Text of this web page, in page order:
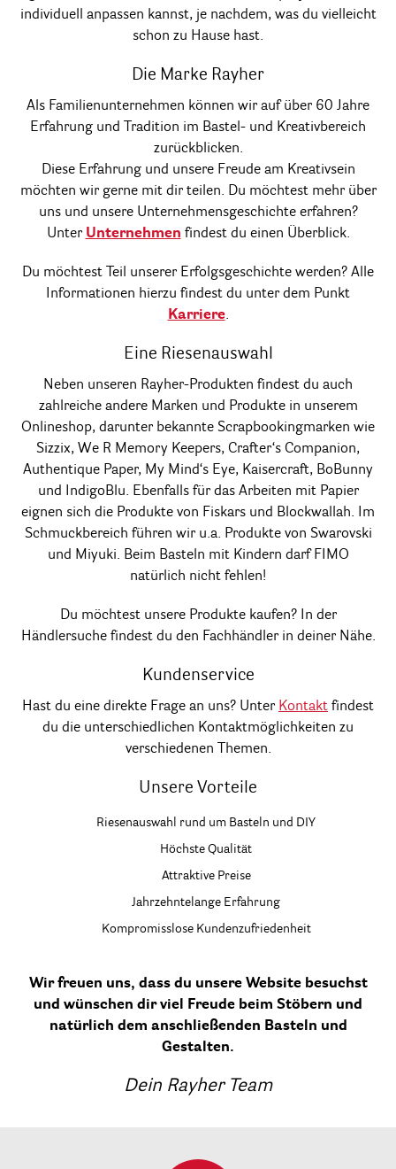
individuell anpassen kannst, je nachdem, was du vielleicht
schon zu Hause hast.
Die Marke Rayher
Als Familienunternehmen können wir auf über 60 Jahre
Erfahrung und Tradition im Bastel- und Kreativbereich
zurückblicken.
Diese Erfahrung und unsere Freude am Kreativsein
möchten wir gerne mit dir teilen. Du möchtest mehr über
uns und unsere Unternehmensgeschichte erfahren?
Unter Unternehmen findest du einen Überblick.
Du möchtest Teil unserer Erfolgsgeschichte werden? Alle
Informationen hierzu findest du unter dem Punkt
Karriere.
Eine Riesenauswahl
Neben unseren Rayher-Produkten findest du auch
zahlreiche andere Marken und Produkte in unserem
Onlineshop, darunter bekannte Scrapbookingmarken wie
Sizzix, We R Memory Keepers, Crafter‘s Companion,
Authentique Paper, My Mind‘s Eye, Kaisercraft, BoBunny
und IndigoBlu. Ebenfalls für das Arbeiten mit Papier
eignen sich die Produkte von Fiskars und Blockwallah. Im
Schmuckbereich führen wir u.a. Produkte von Swarovski
und Miyuki. Beim Basteln mit Kindern darf FIMO
natürlich nicht fehlen!
Du möchtest unsere Produkte kaufen? In der
Händlersuche findest du den Fachhändler in deiner Nähe.
Kundenservice
Hast du eine direkte Frage an uns? Unter Kontakt findest
du die unterschiedlichen Kontaktmöglichkeiten zu
verschiedenen Themen.
Unsere Vorteile
Riesenauswahl rund um Basteln und DIY
Höchste Qualität
Attraktive Preise
Jahrzehntelange Erfahrung
Kompromisslose Kundenzufriedenheit
Wir freuen uns, dass du unsere Website besuchst
und wünschen dir viel Freude beim Stöbern und
natürlich dem anschließenden Basteln und
Gestalten.
Dein Rayher Team